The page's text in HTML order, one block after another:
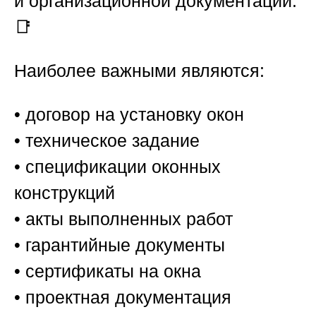
📑
Наиболее важными являются:
• договор на установку окон
• техническое задание
• спецификации оконных
конструкций
• акты выполненных работ
• гарантийные документы
• сертификаты на окна
• проектная документация